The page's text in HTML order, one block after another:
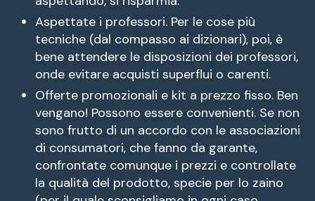
Aspettate i professori. Per le cose più
tecniche (dal compasso ai dizionari), poi, è
bene attendere le disposizioni dei professori,
onde evitare acquisti superflui o carenti.
Offerte promozionali e kit a prezzo fisso. Ben
vengano! Possono essere convenienti. Se non
sono frutto di un accordo con le associazioni
di consumatori, che fanno da garante,
confrontate comunque i prezzi e controllate
la qualità del prodotto, specie per lo zaino